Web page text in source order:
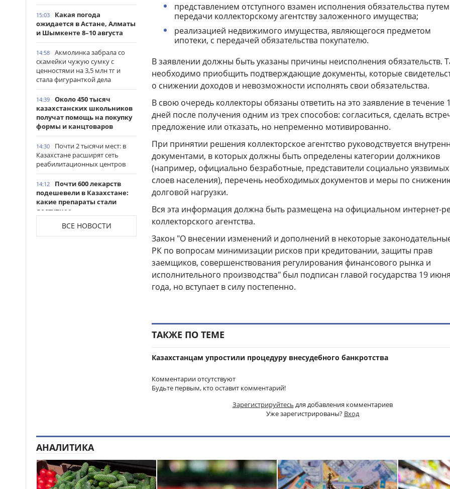
15:03
Какая погода
ожидается в Астане, Алматы
и Шымкенте 8–10 августа
14:58
Акмолинка забрала со
скамейки чужую сумку с
ценностями на 3,5 млн тг и
стала фигуранткой дела
14:39
Около 450 тысяч
казахстанских школьников
получат помощь на покупку
формы и канцтоваров
14:30
Почти 2 тысячи мест: в
Казахстане расширят сеть
реабилитационных центров
14:12
Почти 600 лекарств
подешевели в Казахстане:
какие препараты стали
доступнее
Казахстанские
таеквондисты завоевали
области
12:21
Стало известно имя
нового главного тренера
сборной Казахстана по футболу
ВСЕ НОВОСТИ
представлением отступного взамен исполнения обязательства путем
передачи коллекторскому агентству заложенного имущества;
реализацией недвижимого имущества, являющегося предметом
ипотеки, с передачей обязательства покупателю.
В заявлении должны быть указаны причины неисполнения обязательств.
необходимо приобщить подтверждающие документы, которые
о снижении доходов и невозможности исполнять свои обязательства.
В свою очередь коллекторы обязаны ответить на это заявление в течение
дней после получения одним из трех способов: согласиться, сделать
предложение или отказать, но непременно мотивированно.
При принятии решения коллекторское агентство руководствуется
документами, в которых должны быть определены категории должников
(например, официально безработные, представители социально уязвимых
слоев населения), перечень необходимых документов и меры по
долговой нагрузки.
Вся эта информация должна быть размещена на официальном интернет-
коллекторского агентства.
Закон "О внесении изменений и дополнений в некоторые
РК по вопросам минимизации рисков при кредитовании, защиты прав
заемщиков, совершенствования регулирования финансового рынка и
исполнительного производства" был подписан главой государства 19
года, но вступает в силу постепенно.
ТАКЖЕ ПО ТЕМЕ
Казахстанцам упростили процедуру внесудебного банкротства
Комментарии отсутствуют
Будьте первым, кто оставит комментарий!
Зарегистрируйтесь для добавления комментариев
Уже зарегистрированы? Вход
АНАЛИТИКА